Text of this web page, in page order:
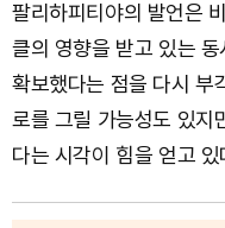
팔리하피티야의 발언은
클의 영향을 받고 있는
확보했다는 점을 다시 부
로를 그릴 가능성도 있지
다는 시각이 힘을 얻고 있